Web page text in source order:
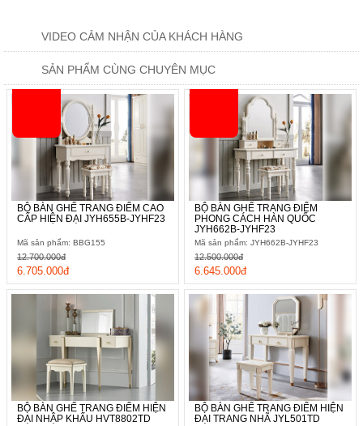
VIDEO CẢM NHẬN CỦA KHÁCH HÀNG
SẢN PHẨM CÙNG CHUYÊN MỤC
BỘ BÀN GHẾ TRANG ĐIỂM CAO
CẤP HIỆN ĐẠI JYH655B-JYHF23
Mã sản phẩm: BBG155
6.705.000đ
12.700.000đ
BỘ BÀN GHẾ TRANG ĐIỂM
PHONG CÁCH HÀN QUỐC
JYH662B-JYHF23
Mã sản phẩm: JYH662B-JYHF23
6.645.000đ
12.500.000đ
BỘ BÀN GHẾ TRANG ĐIỂM HIỆN
ĐẠI NHẬP KHẨU HVT8802TD
BỘ BÀN GHẾ TRANG ĐIỂM HIỆN
ĐẠI TRANG NHÃ JYL501TD